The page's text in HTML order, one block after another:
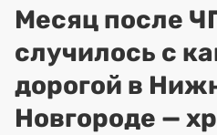
Месяц после
случилось с
дорогой в
Новгороде —